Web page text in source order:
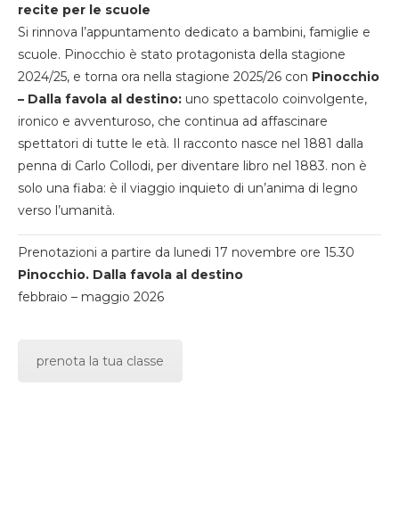
recite per le scuole
Si rinnova l’appuntamento dedicato a bambini, famiglie e
scuole. Pinocchio è stato protagonista della stagione
2024/25, e torna ora nella stagione 2025/26 con Pinocchio
– Dalla favola al destino: uno spettacolo coinvolgente,
ironico e avventuroso, che continua ad affascinare
spettatori di tutte le età. Il racconto nasce nel 1881 dalla
penna di Carlo Collodi, per diventare libro nel 1883. non è
solo una fiaba: è il viaggio inquieto di un’anima di legno
verso l’umanità.
Prenotazioni a partire da lunedi 17 novembre ore 15.30
Pinocchio. Dalla favola al destino
febbraio – maggio 2026
prenota la tua classe